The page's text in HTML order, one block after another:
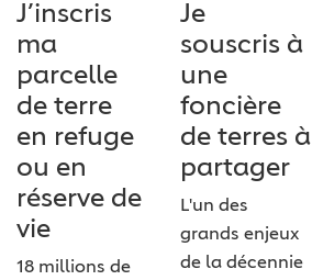
J’inscris
ma
parcelle
de terre
en refuge
ou en
réserve de
vie
18 millions de
Je
souscris à
une
foncière
de terres à
partager
L'un des
grands enjeux
de la décennie